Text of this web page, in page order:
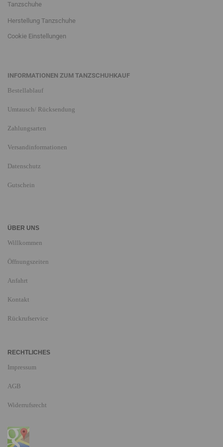
Tanzschuhe
Herstellung Tanzschuhe
Cookie Einstellungen
INFORMATIONEN ZUM TANZSCHUHKAUF
Bestellablauf
Umtausch/ Rücksendung
Zahlungsarten
Versandinformationen
Datenschutz
Gutschein
ÜBER UNS
Willkommen
Öffnungszeiten
Anfahrt
Kontakt
Rückrufservice
RECHTLICHES
Impressum
AGB
Widerrufsrecht